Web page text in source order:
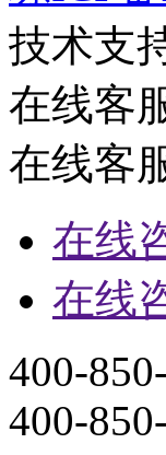
技术支
在线客
在线客
在线
在线
400-
400-